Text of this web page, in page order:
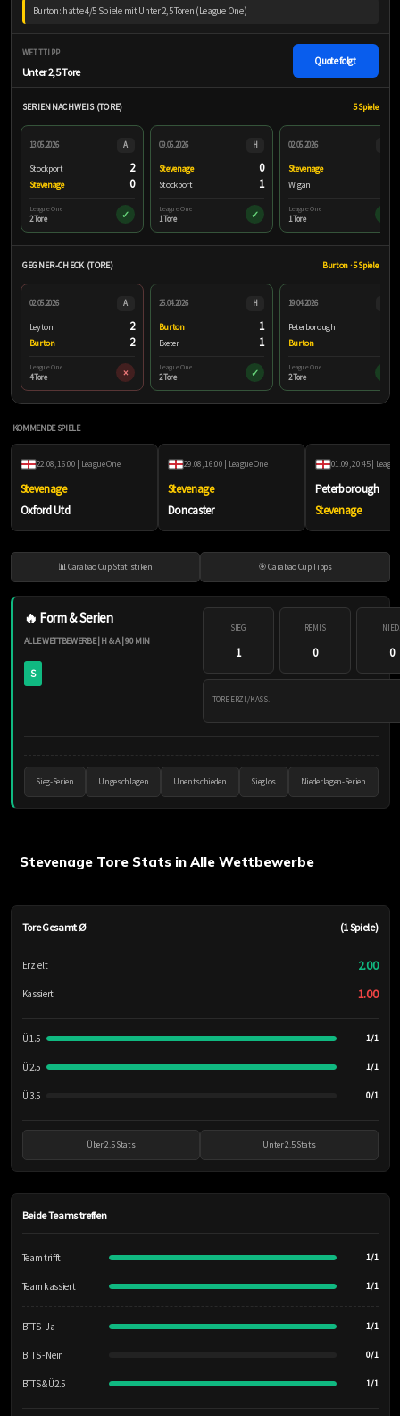
Burton: hatte 4/5 Spiele mit Unter 2,5 Toren (League One)
WETTTIPP
Unter 2,5 Tore
Quote folgt
SERIENNACHWEIS (TORE) 5 Spiele
13.05.2026 A
Stockport 2
Stevenage 0
League One
2 Tore ✓
09.05.2026 H
Stevenage 0
Stockport 1
League One
1 Tore ✓
02.05.2026
Stevenage
Wigan
League One
1 Tore
GEGNER-CHECK (TORE) Burton · 5 Spiele
02.05.2026 A
Leyton 2
Burton 2
League One
4 Tore ×
25.04.2026 H
Burton 1
Exeter 1
League One
2 Tore ✓
19.04.2026
Peterborough
Burton
League One
2 Tore
KOMMENDE SPIELE
22.08, 16:00 | League One
Stevenage
Oxford Utd
29.08, 16:00 | League One
Stevenage
Doncaster
01.09, 20:45 |
Peterborough
Stevenage
📊 Carabao Cup Statistiken 🎯 Carabao Cup Tipps
🔥 Form & Serien
ALLE WETTBEWERBE | H & A | 90 MIN
S
SIEG
1
REMIS
0
NIED.
0
TORE ERZI./KASS.
Sieg-Serien Ungeschlagen Unentschieden Sieglos Niederlagen-Serien
Stevenage Tore Stats in Alle Wettbewerbe
Tore Gesamt Ø (1 Spiele)
Erzielt 2.00
Kassiert 1.00
Ü 1.5 1/1
Ü 2.5 1/1
Ü 3.5 0/1
Über 2.5 Stats Unter 2.5 Stats
Beide Teams treffen
Team trifft 1/1
Team kassiert 1/1
BTTS - Ja 1/1
BTTS - Nein 0/1
BTTS & Ü2.5 1/1